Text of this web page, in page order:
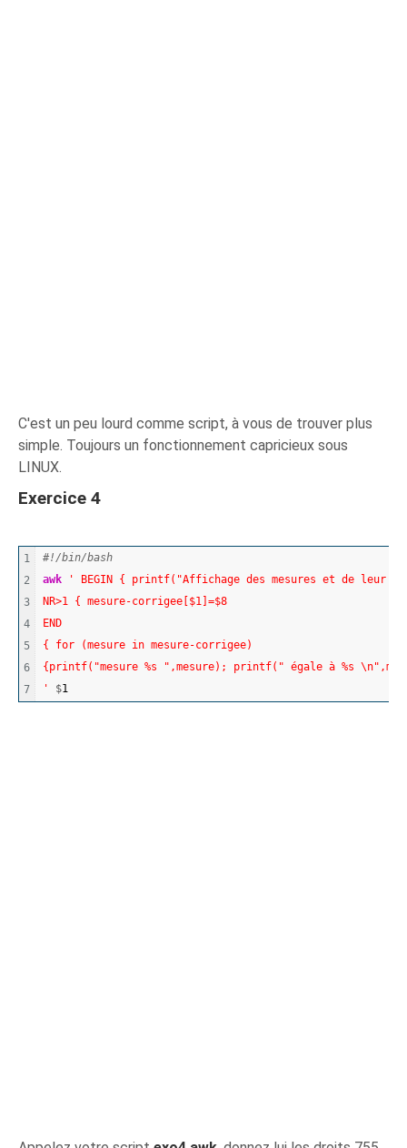
C'est un peu lourd comme script, à vous de trouver plus
simple. Toujours un fonctionnement capricieux sous
LINUX.
Exercice 4
1
2
3
4
5
6
awk
' BEGIN { printf("Affichage des mesures et de leur
NR>1 { mesure-corrigee[$1]=$8
END
{ for (mesure in mesure-corrigee)
{printf("mesure %s ",mesure); printf(" égale à %s
'
$1